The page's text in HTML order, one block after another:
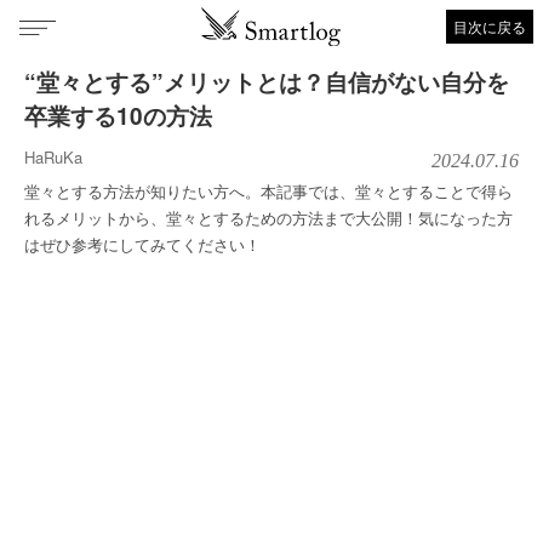
目次に戻る
“堂々とする”メリットとは？自信がない自分を
卒業する10の方法
HaRuKa 2024.07.16
堂々とする方法が知りたい方へ。本記事では、堂々とすることで得ら
れるメリットから、堂々とするための方法まで大公開！気になった方
はぜひ参考にしてみてください！